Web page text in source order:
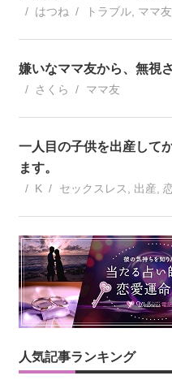
はつね トラブル, ママ友
嫌いなママ友から、無視
さくら ママ友
一人目の子供を出産して
ます。
K セックスレス 出産
人気記事ランキング